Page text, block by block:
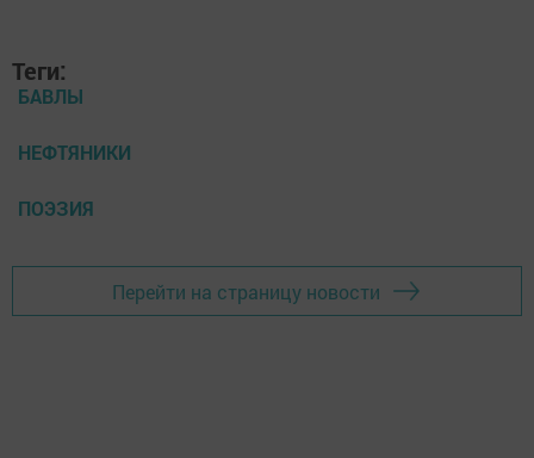
Теги:
БАВЛЫ
НЕФТЯНИКИ
ПОЭЗИЯ
Перейти на страницу новости